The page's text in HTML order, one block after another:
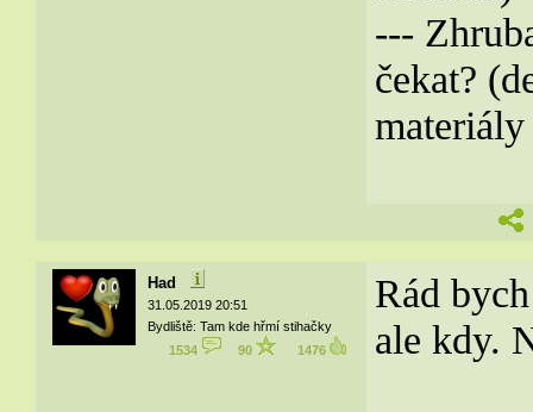
---
čekat?
Had
31.05.2019 20:51
Bydliště: Tam kde hřmí stihačky
1534
90 1476
Rád
ale kdy.